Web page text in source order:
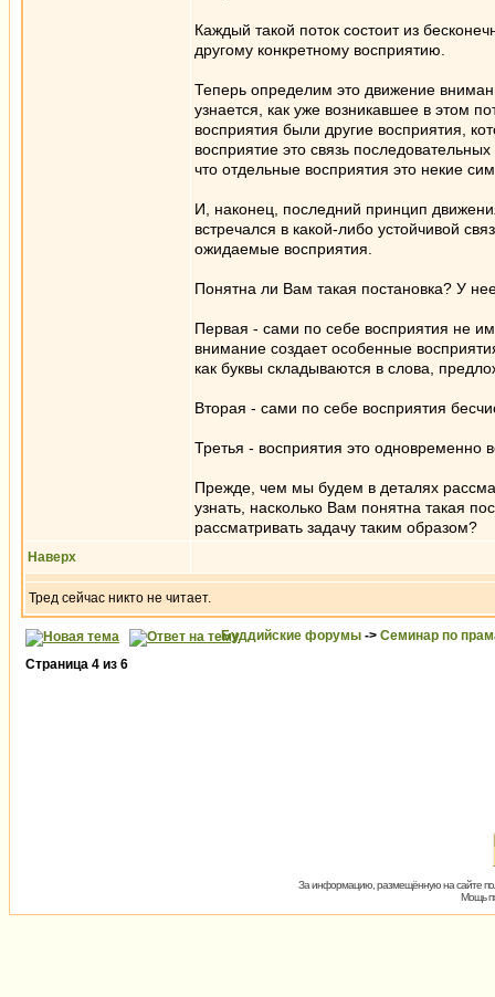
Каждый такой поток состоит из
другому конкретному восприятию.
Теперь определим это движение
узнается, как уже возникавшее в этом
восприятия были другие восприятия,
восприятие это связь
что отдельные восприятия это некие
И, наконец, последний принцип
встречался в какой-либо устойчивой
ожидаемые восприятия.
Понятна ли Вам такая постановка? У
Первая - сами по себе восприятия не
внимание создает особенные
как буквы складываются в слова,
Вторая - сами по себе восприятия
Третья - восприятия это
Прежде, чем мы будем в деталях
узнать, насколько Вам понятна такая
рассматривать задачу таким образом?
Наверх
Тред сейчас никто не читает.
Буддийские форумы -> Семинар по
Страница 4 из 6
За информацию, размещённую на сайте
Мощь